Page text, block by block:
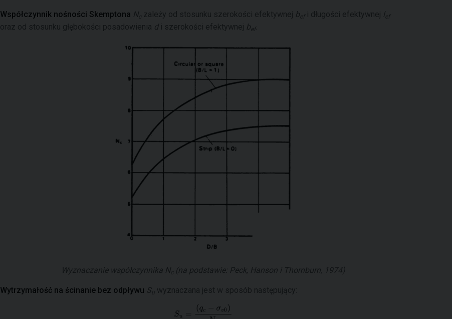
Współczynnik nośności Skemptona N zależy od stosunku szerokości efektywnej bef i długości efektywnej lef
oraz od stosunku głębokości posadowienia di szerokości efektywnej bef
Wyznaczanie współczynnika Nc (na podstawie: Peck, Hanson i Thornburn, 1974)
Wytrzymałość na ścinanie bez odpływu Su wyznaczana jest w sposób następujący: